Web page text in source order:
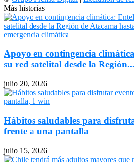
Más historias
Apoyo en contingencia
su red satelital desde la Región...
julio 20, 2026
Hábitos saludables para
frente a una pantalla
julio 15, 2026